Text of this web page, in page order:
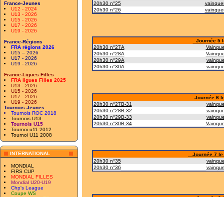
France-Jeunes
U12 - 2024
U13 - 2026
U15 - 2026
U17 - 2026
U19 - 2026
France-Régions
FRA régions 2026
U15 – 2026
U17 - 2026
U19 - 2026
France-Ligues Filles
FRA ligues Filles 2025
U13 - 2026
U15 - 2026
U17 - 2026
U19 - 2026
Tournois Jeunes
Tournois ROC 2018
Tournois U13
Tournois U15
Tournoi u11 2012
Tournoi U11 2008
INTERNATIONAL
MONDIAL
FIRS CUP
MONDIAL FILLES
Mondial U20-U19
Chp's League
Coupe WS
20h30 n°25
20h30 n°26
Journée 5
20h30 n°27A
20h30 n°28A
20h30 n°29A
20h30 n°30A
Journée 6
20h30 n°27B-31
20h30 n°28B-32
20h30 n°29B-33
20h30 n°30B-34
Journée 7 le
20h30 n°35
20h30 n°36